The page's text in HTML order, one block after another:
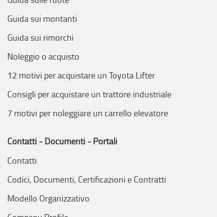
Guida sui montanti
Guida sui rimorchi
Noleggio o acquisto
12 motivi per acquistare un Toyota Lifter
Consigli per acquistare un trattore industriale
7 motivi per noleggiare un carrello elevatore
Contatti - Documenti - Portali
Contatti
Codici, Documenti, Certificazioni e Contratti
Modello Organizzativo